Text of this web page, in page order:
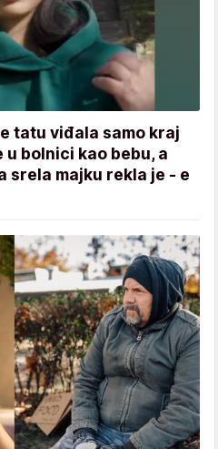
tatu viđala samo kraj
bolnici kao bebu, a
srela majku rekla je - e